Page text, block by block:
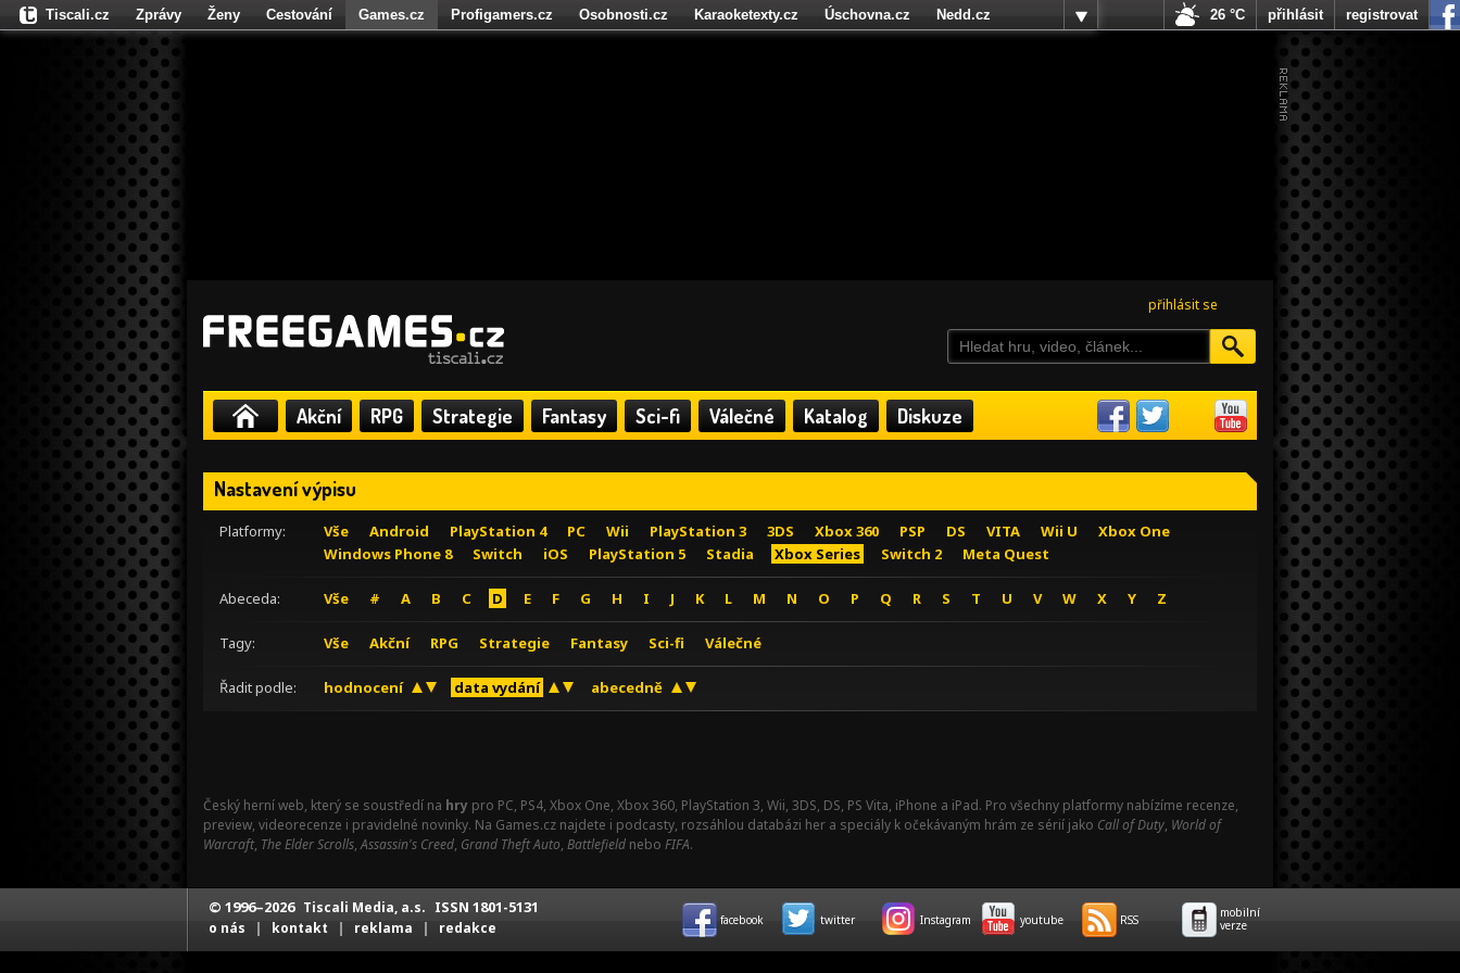
přihlásit se
Akční RPG Strategie Fantasy Sci-fi Válečné Katalog Diskuze
Nastavení výpisu
Platformy: Vše Android PlayStation 4 PC Wii PlayStation 3 3DS Xbox 360 PSP DS VITA Wii U
Xbox One
Windows Phone 8
Switch iOS PlayStation 5 Stadia Xbox Series Switch 2 Meta Quest
Abeceda: Vše # A B C D E F G H I J K L M N O P Q R S T U V W X Y Z
Tagy: Vše Akční RPG Strategie Fantasy Sci-fi Válečné
Řadit podle: hodnocení data vydání abecedně
Český herní web, který se soustředí na hry pro PC, PS4, Xbox One, Xbox 360, PlayStation 3, Wii, 3DS, DS, PS Vita, iPhone a iPad. Pro všechny platformy nabízíme recenze,
preview, videorecenze i pravidelné novinky. Na Games.cz najdete i podcasty, rozsáhlou databázi her a speciály k očekávaným hrám ze sérií jako Call of Duty, World of
Warcraft, The Elder Scrolls,Assassin's Creed, Grand Theft Auto, Battlefield nebo FIFA.
Tiscali.cz Zprávy Ženy Cestování Games.cz Profigamers.cz Osobnosti.cz Karaoketexty.cz Úschovna.cz
Nedd.cz
Fights.cz
26 °C přihlásit registrovat
© 1996–2026 Tiscali Media, a.s. ISSN 1801-5131
o nás | kontakt | reklama | redakce facebook twitter Instagram youtube RSS
mobilní
verze